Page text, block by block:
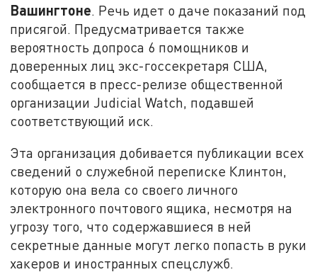
Вашингтоне. Речь идет о даче показаний под
присягой. Предусматривается также
вероятность допроса 6 помощников и
доверенных лиц экс-госсекретаря США,
сообщается в пресс-релизе общественной
организации Judicial Watch, подавшей
соответствующий иск.
Эта организация добивается публикации всех
сведений о служебной переписке Клинтон,
которую она вела со своего личного
электронного почтового ящика, несмотря на
угрозу того, что содержавшиеся в ней
секретные данные могут легко попасть в руки
хакеров и иностранных спецслужб.